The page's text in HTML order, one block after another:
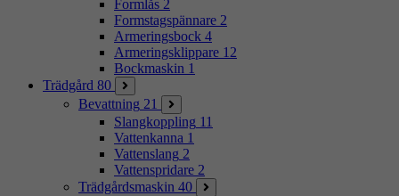
Formlås 2
Formstagspännare 2
Armeringsbock 4
Armeringsklippare 12
Bockmaskin 1
Trädgård 80
Bevattning 21
Slangkoppling 11
Vattenkanna 1
Vattenslang 2
Vattenspridare 2
Trädgårdsmaskin 40